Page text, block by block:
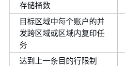
存储桶数
目标区域中每个账户的并
发跨区域或区域内复印任
务
达到上一条目的行限制